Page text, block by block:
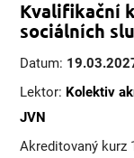
Kvalifikační
sociálních
Datum:
Lektor: Kolektiv
JVN
Akreditovaný kurz